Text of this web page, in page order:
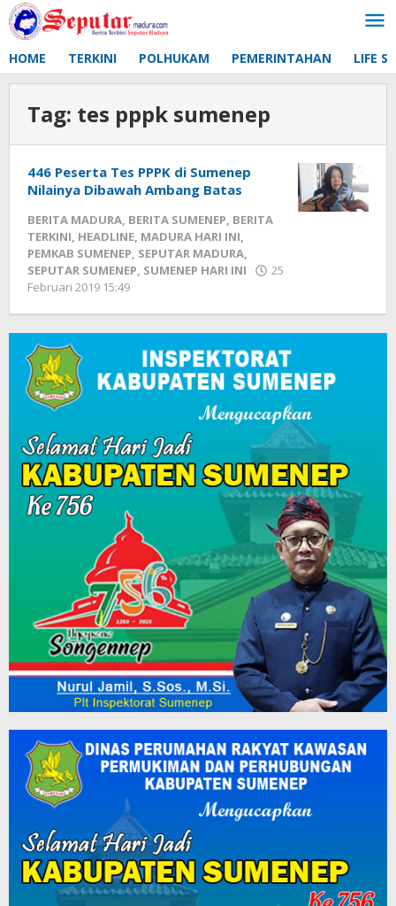
Lewati
ke
HOME TERKINI POLHUKAM PEMERINTAHAN LIFE
Tag: tes pppk sumenep
446 Peserta Tes PPPK di Sumenep
Nilainya Dibawah Ambang Batas
BERITA MADURA, BERITA SUMENEP, BERITA
TERKINI, HEADLINE, MADURA HARI INI,
PEMKAB SUMENEP, SEPUTAR MADURA,
SEPUTAR SUMENEP, SUMENEP HARI INI
25
Februari 2019 15:49